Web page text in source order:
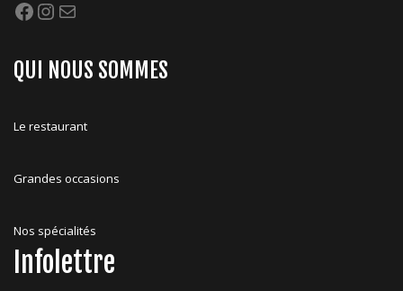
Facebook
Instagram
Mail
QUI NOUS SOMMES
Le restaurant
Grandes occasions
Nos spécialités
Infolettre